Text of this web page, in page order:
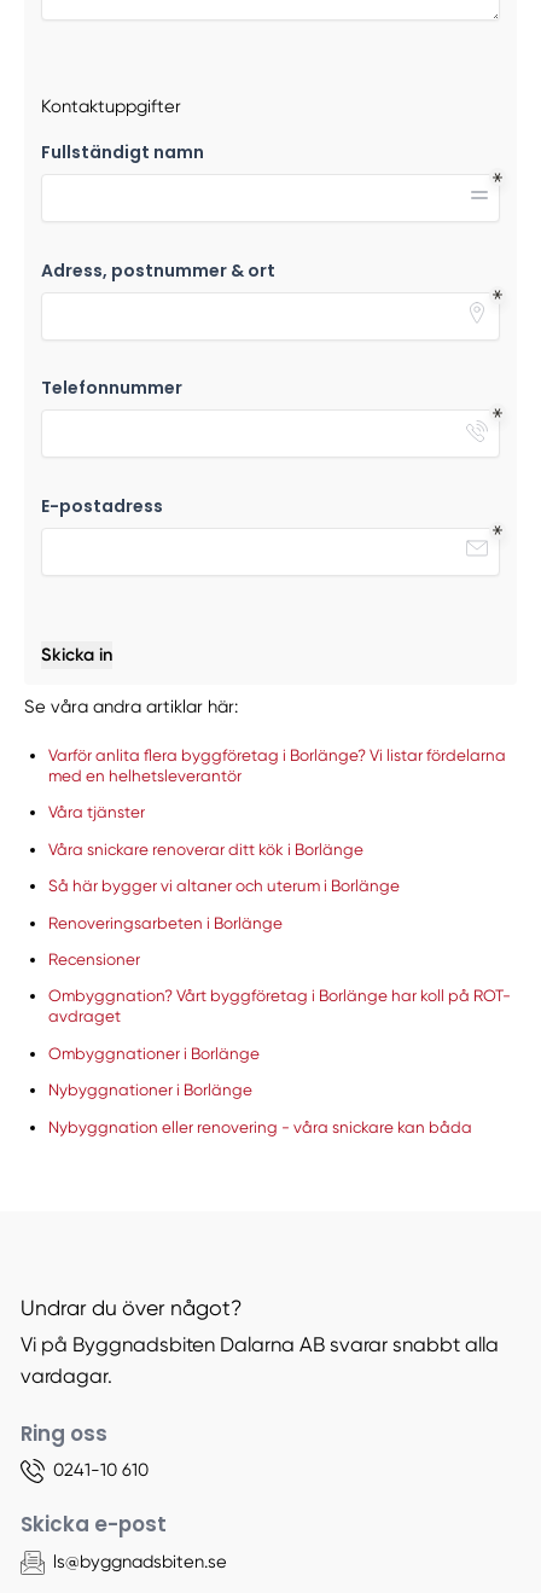
Kontaktuppgifter
Fullständigt namn
Adress, postnummer & ort
Telefonnummer
E-postadress
Skicka in
Se våra andra artiklar här:
Varför anlita flera byggföretag i Borlänge? Vi listar fördelarna
med en helhetsleverantör
Våra tjänster
Våra snickare renoverar ditt kök i Borlänge
Så här bygger vi altaner och uterum i Borlänge
Renoveringsarbeten i Borlänge
Recensioner
Ombyggnation? Vårt byggföretag i Borlänge har koll på ROT-
avdraget
Ombyggnationer i Borlänge
Nybyggnationer i Borlänge
Nybyggnation eller renovering - våra snickare kan båda
Undrar du över något?
Vi på Byggnadsbiten Dalarna AB svarar snabbt alla
vardagar.
Ring oss
0241-10 610
Skicka e-post
ls@byggnadsbiten.se